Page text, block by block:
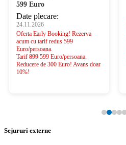
599 Euro
Date plecare:
24.11.2026
Oferta Early Booking! Rezerva
acum cu tarif redus 599
Euro/persoana.
Tarif 899 599 Euro/persoana.
Reducere de 300 Euro! Avans doar
10%!
Sejururi externe